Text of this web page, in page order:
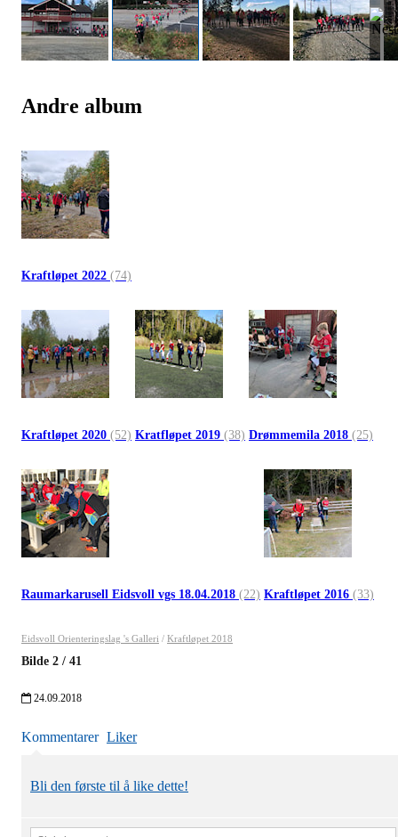
Andre album
Kraftløpet 2022 (74)
Kraftløpet 2020 (52) Kratfløpet 2019 (38) Drømmemila 2018 (25)
Raumarkarusell Eidsvoll vgs 18.04.2018 (22) Kraftløpet 2016 (33)
Eidsvoll Orienteringslag 's Galleri / Kraftløpet 2018
Bilde 2 / 41
24.09.2018
Kommentarer Liker
Bli den første til å like dette!